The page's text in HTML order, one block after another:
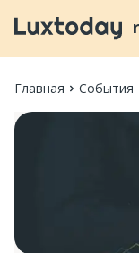
Главная События